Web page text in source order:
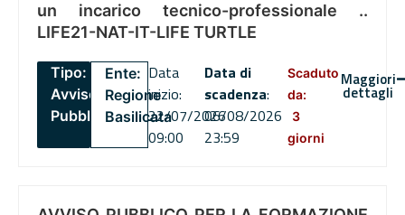
un incarico tecnico-professionale ..
LIFE21-NAT-IT-LIFE TURTLE
Tipo:
Avviso
Pubblico
Ente:
Regione
Basilicata
Data
inizio:
22/07/2026
09:00
Data di
scadenza:
06/08/2026
23:59
Scaduto
da:
3
giorni
Maggiori
dettagli